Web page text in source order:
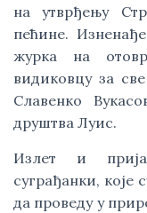
на утврђењу
пећине.
журка на
видиковцу за
Славенко
друштва Луис.
Излет и
суграђанки, које
да проведу у